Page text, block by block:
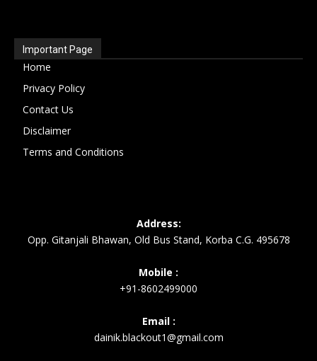
Important Page
Home
Privacy Policy
Contact Us
Disclaimer
Terms and Conditions
Address:
Opp. Gitanjali Bhawan, Old Bus Stand, Korba C.G. 495678
Mobile :
+91-8602499000
Email :
dainik.blackout1@gmail.com